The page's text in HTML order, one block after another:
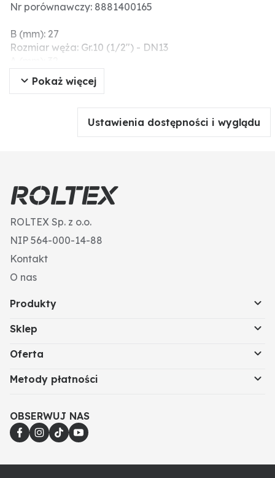
Nr porównawczy: 8881400165
B (mm): 27
Rozmiar węża: Gr.10 (1/2") - DN13
Wersja: złączka 45° rozmiar 10 DN13
Gwint: 7/8" - 18UNF-2A
Pokaż więcej
Ustawienia dostępności i wyglądu
ROLTEX Sp. z o.o.
NIP 564-000-14-88
Kontakt
O nas
Produkty
Sklep
Oferta
Metody płatności
OBSERWUJ NAS